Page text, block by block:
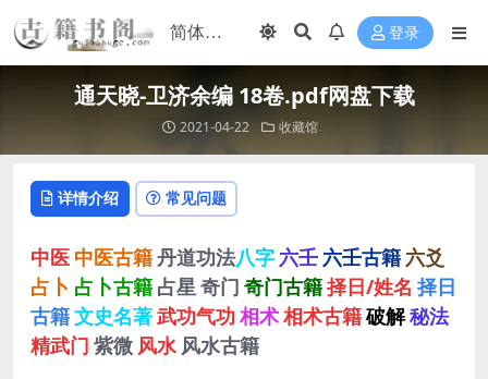
登录
通天晓-卫济余编 18卷.pdf网盘下载
2021-04-22 收藏馆
详情介绍 常见问题
中医 中医古籍丹道功法八字 六壬 六壬古籍 六爻
占卜 占卜古籍 占星 奇门 奇门古籍择日/姓名 择日
古籍文史名著武功气功 相术相术古籍破解秘法
精武门 紫微 风水 风水古籍